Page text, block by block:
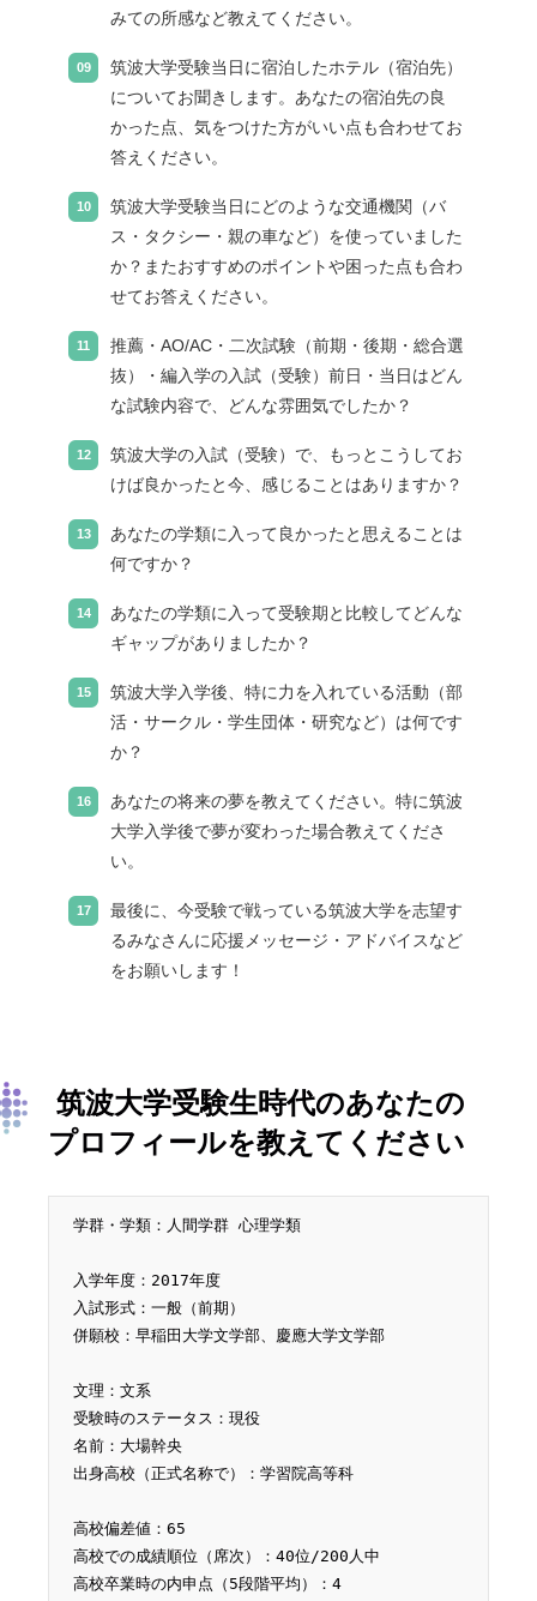
みての所感など教えてください。
筑波大学受験当日に宿泊したホテル（宿泊先）
についてお聞きします。あなたの宿泊先の良
かった点、気をつけた方がいい点も合わせてお
答えください。
筑波大学受験当日にどのような交通機関（バ
ス・タクシー・親の車など）を使っていました
か？またおすすめのポイントや困った点も合わ
せてお答えください。
推薦・AO/AC・二次試験（前期・後期・総合選
抜）・編入学の入試（受験）前日・当日はどん
な試験内容で、どんな雰囲気でしたか？
筑波大学の入試（受験）で、もっとこうしてお
けば良かったと今、感じることはありますか？
あなたの学類に入って良かったと思えることは
何ですか？
あなたの学類に入って受験期と比較してどんな
ギャップがありましたか？
筑波大学入学後、特に力を入れている活動（部
活・サークル・学生団体・研究など）は何です
か？
あなたの将来の夢を教えてください。特に筑波
大学入学後で夢が変わった場合教えてくださ
い。
最後に、今受験で戦っている筑波大学を志望す
るみなさんに応援メッセージ・アドバイスなど
をお願いします！
筑波大学受験生時代のあなたの
プロフィールを教えてください
学群・学類： 人間学群 心理学類
入学年度： 2017年度
入試形式： 一般（前期）
併願校： 早稲田大学文学部、慶應大学文学部
文理：文系
受験時のステータス：現役
名前： 大場幹央
出身高校（正式名称で）： 学習院高等科
高校偏差値：65
高校での成績順位（席次）： 40位/200人中
高校卒業時の内申点（5段階平均）：4